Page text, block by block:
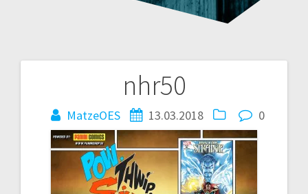
nhr50
MatzeOES 13.03.2018 0
Beitragsnavigation